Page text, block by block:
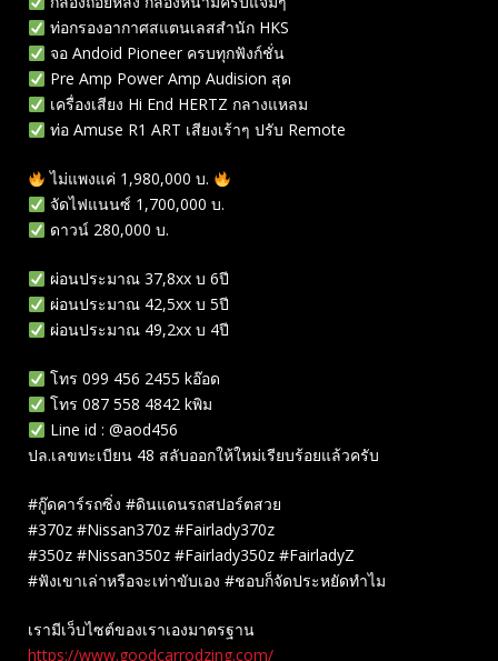
ท่อกรองอากาศสแตนเลสสำนัก HKS
จอ Andoid Pioneer ครบทุกฟังก์ชั่น
Pre Amp Power Amp Audision สุด
เครื่องเสียง Hi End HERTZ กลางแหลม
ท่อ Amuse R1 ART เสียงเร้าๆ ปรับ Remote
ไม่แพงแค่ 1,980,000 บ.
จัดไฟแนนซ์ 1,700,000 บ.
ดาวน์ 280,000 บ.
ผ่อนประมาณ 37,8xx บ 6ปี
ผ่อนประมาณ 42,5xx บ 5ปี
ผ่อนประมาณ 49,2xx บ 4ปี
โทร 099 456 2455 kอ๊อด
โทร 087 558 4842 kพิม
Line id : @aod456
ปล.เลขทะเบียน 48 สลับออกให้ใหม่เรียบร้อยแล้วครับ
#กู๊ดคาร์รถซิ่ง #ดินแดนรถสปอร์ตสวย
#370z #Nissan370z #Fairlady370z
#350z #Nissan350z #Fairlady350z #FairladyZ
#ฟังเขาเล่าหรือจะเท่าขับเอง #ชอบก็จัดประหยัดทำไม
เรามีเว็บไซต์ของเราเองมาตรฐาน
https://www.goodcarrodzing.com/